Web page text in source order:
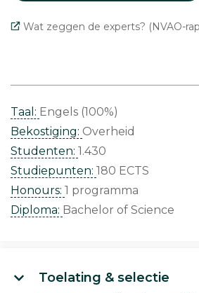
Wat zeggen de experts? (NVAO-
Taal: Engels (100%)
Bekostiging: Overheid
Studenten: 1.430
Studiepunten: 180 ECTS
Honours: 1 programma
Diploma: Bachelor of Science
Toelating & selectie